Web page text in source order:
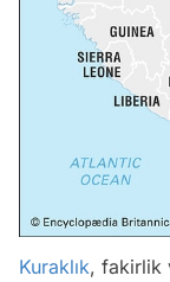
Kuraklık, fakirlik